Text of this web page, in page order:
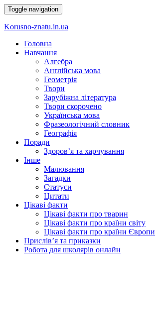
Toggle navigation
Korusno-znatu.in.ua
Головна
Навчання
Алгебра
Англійська мова
Геометрія
Твори
Зарубіжна література
Твори скорочено
Українська мова
Фразеологічний словник
Географія
Поради
Здоров’я та харчування
Інше
Малювання
Загадки
Статуси
Цитати
Цікаві факти
Цікаві факти про тварин
Цікаві факти про країни світу
Цікаві факти про країни Європи
Прислів’я та приказки
Робота для школярів онлайн